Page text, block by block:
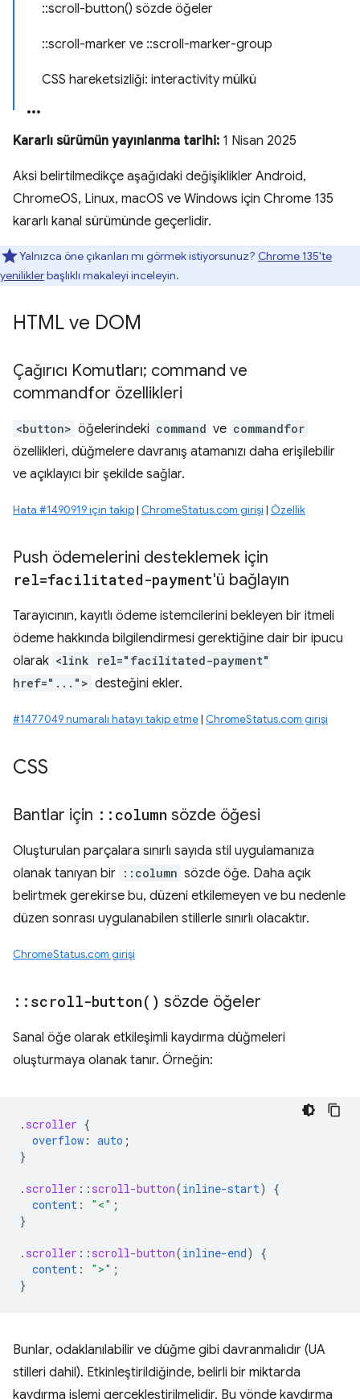
::scroll-button() sözde öğeler
::scroll-marker ve ::scroll-marker-group
CSS hareketsizliği: interactivity mülkü
Kararlı sürümün yayınlanma tarihi: 1 Nisan 2025
Aksi belirtilmedikçe aşağıdaki değişiklikler Android,
ChromeOS, Linux, macOS ve Windows için Chrome 135
kararlı kanal sürümünde geçerlidir.
Yalnızca öne çıkanları mı görmek istiyorsunuz? Chrome 135'te
yeniliklerbaşlıklı makaleyi inceleyin.
HTML ve DOM
Çağırıcı Komutları; command ve
commandfor özellikleri
<button> öğelerindeki command ve commandfor
özellikleri, düğmelere davranış atamanızı daha erişilebilir
ve açıklayıcı bir şekilde sağlar.
Hata #1490919 için takip| ChromeStatus.com girişi | Özellik
Push ödemelerini desteklemek için
rel=facilitated-payment'ü bağlayın
Tarayıcının, kayıtlı ödeme istemcilerini bekleyen bir itmeli
ödeme hakkında bilgilendirmesi gerektiğine dair bir ipucu
olarak <link rel="facilitated-payment"
href="..."> desteğini ekler.
#1477049 numaralı hatayı takip etme| ChromeStatus.com girişi
CSS
Bantlar için :: column sözde öğesi
Oluşturulan parçalara sınırlı sayıda stil uygulamanıza
olanak tanıyan bir ::column sözde öğe. Daha açık
belirtmek gerekirse bu, düzeni etkilemeyen ve bu nedenle
düzen sonrası uygulanabilen stillerle sınırlı olacaktır.
ChromeStatus.com girişi
:: scroll-button( ) sözde öğeler
Sanal öğe olarak etkileşimli kaydırma düğmeleri
oluşturmaya olanak tanır. Örneğin:
. scroller {
overflow : auto ;
}
. scroller :: scroll-button(inline-start)
{
content : "<" ;
}
. scroller :: scroll-button(inline-end)
{
content : ">" ;
}
Bunlar, odaklanılabilir ve düğme gibi davranmalıdır (UA
stilleri dahil). Etkinleştirildiğinde, belirli bir miktarda
kaydırma işlemi gerçekleştirilmelidir. Bu yönde kaydırma